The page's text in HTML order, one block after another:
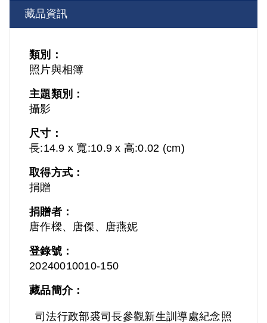
藏品資訊
類別：
照片與相簿
主題類別：
攝影
尺寸：
長:14.9 x 寬:10.9 x 高:0.02 (cm)
取得方式：
捐贈
捐贈者：
唐作樑、唐傑、唐燕妮
登錄號：
20240010010-150
藏品簡介：
司法行政部裘司長參觀新生訓導處紀念照